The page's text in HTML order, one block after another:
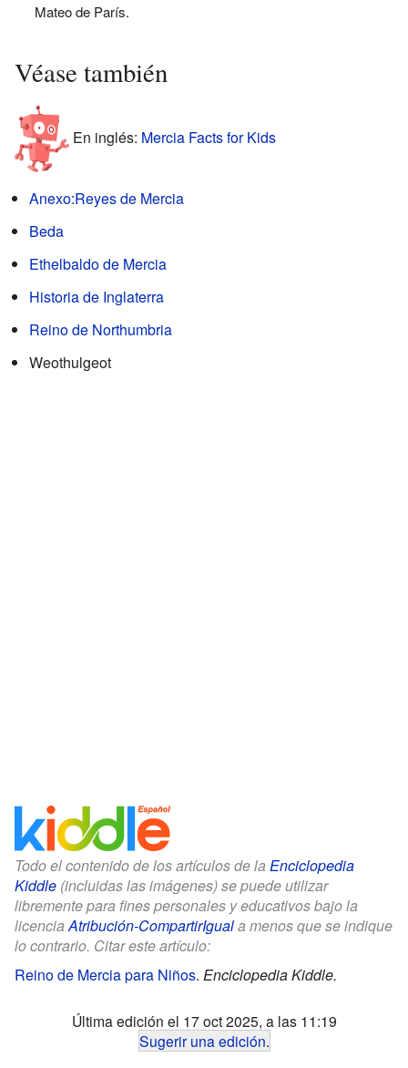
Mateo de París.
Véase también
En inglés: Mercia Facts for Kids
Anexo:Reyes de Mercia
Beda
Ethelbaldo de Mercia
Historia de Inglaterra
Reino de Northumbria
Weothulgeot
Todo el contenido de los artículos de la Enciclopedia
Kiddle (incluidas las imágenes) se puede utilizar
libremente para fines personales y educativos bajo la
licenciaAtribución-CompartirIguala menos que se indique
lo contrario. Citar este artículo:
Reino de Mercia para Niños. Enciclopedia Kiddle.
Última edición el 17 oct 2025, a las 11:19
Sugerir una edición.